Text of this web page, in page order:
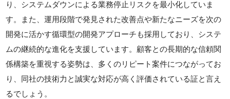
り、システムダウンによる業務停止リスクを最小化していま
す。また、運用段階で発見された改善点や新たなニーズを次の
開発に活かす循環型の開発アプローチも採用しており、システ
ムの継続的な進化を支援しています。顧客との長期的な信頼関
係構築を重視する姿勢は、多くのリピート案件につながってお
り、同社の技術力と誠実な対応が高く評価されている証と言え
るでしょう。